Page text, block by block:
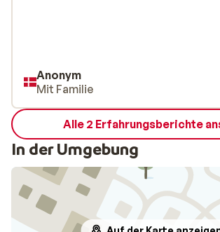
Anonym
Mit Familie
Alle 2 Erfahrungsberichte
In der Umgebung